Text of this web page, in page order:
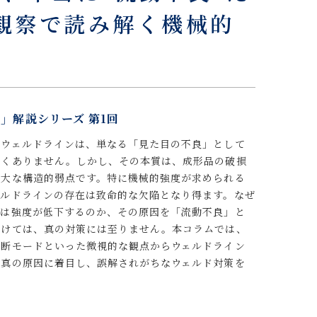
察で読み解く機械的
解説シリーズ 第1回
ェルドラインは、単なる「見た目の不良」として
ありません。しかし、その本質は、成形品の破損
な構造的弱点です。特に機械的強度が求められる
ドラインの存在は致命的な欠陥となり得ます。なぜ
強度が低下するのか、その原因を「流動不良」と
ては、真の対策には至りません。本コラムでは、
モードといった微視的な観点からウェルドライン
の原因に着目し、誤解されがちなウェルド対策を